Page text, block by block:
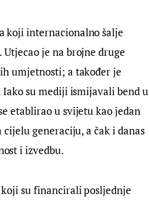
koji internacionalno šalje
je na brojne druge
umjetnosti; a također je
su mediji ismijavali bend u
etablirao u svijetu kao jedan
generaciju, a čak i danas
i izvedbu.
su financirali posljednje